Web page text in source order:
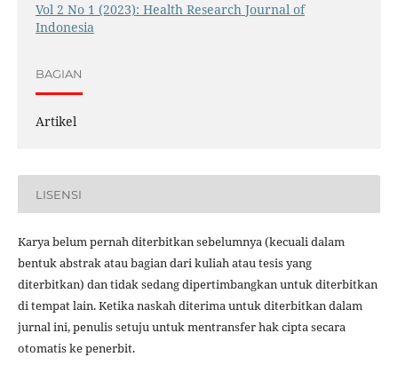
Vol 2 No 1 (2023): Health Research Journal of
Indonesia
BAGIAN
Artikel
LISENSI
Karya belum pernah diterbitkan sebelumnya (kecuali dalam
bentuk abstrak atau bagian dari kuliah atau tesis yang
diterbitkan) dan tidak sedang dipertimbangkan untuk diterbitkan
di tempat lain. Ketika naskah diterima untuk diterbitkan dalam
jurnal ini, penulis setuju untuk mentransfer hak cipta secara
otomatis ke penerbit.